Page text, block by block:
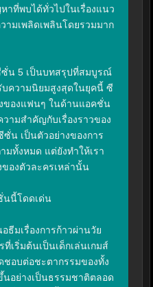
าที่พบได้ทั่วไปในเรื่องแนว
ามเพลิดเพลินโดยรวมมาก
ซั่น 5 เป็นบทสรุปที่สมบูรณ์
ความนิยมสูงสุดในยุคนี้ ซี
ของแฟนๆ ในด้านแอคชั่น
ามสำคัญกับเรื่องราวของ
น เป็นตัวอย่างของการ
มทั้งหมด แต่ยังทำให้เรา
ของตัวละครเหล่านั้น
นนี้โดดเด่น
มเรื่องการก้าวผ่านวัย
เริ่มต้นเป็นเด็กเล่นเกมส์
อบต่อชะตากรรมของทั้ง
นอย่างเป็นธรรมชาติตลอด